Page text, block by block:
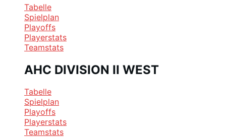
Tabelle
Spielplan
Playoffs
Playerstats
Teamstats
AHC DIVISION II WEST
Tabelle
Spielplan
Playoffs
Playerstats
Teamstats